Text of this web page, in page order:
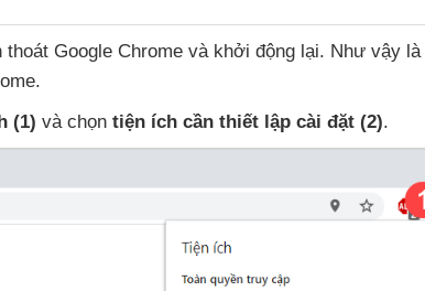
thoát Google Chrome và khởi động lại. Như vậy là
(1) và chọn tiện ích cần thiết lập cài đặt (2).